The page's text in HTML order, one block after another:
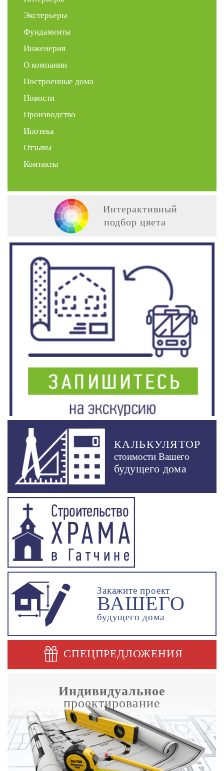
Экстерьеры
Фундаменты
Инженерия
О компании
Построенные дома
Новости
Производство
Ипотека
Отзывы
Контакты
Интерактивный
подбор цвета
КАЛЬКУЛЯТОР
стоимости Вашего
будущего дома
Закажите проект
ВАШЕГО
будущего дома
СПЕЦПРЕДЛОЖЕНИЯ
Индивидуальное
проектирование